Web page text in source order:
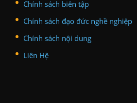
Chính sách biên tập
Chính sách đạo đức nghề nghiệp
Chính sách nội dung
Liên Hệ